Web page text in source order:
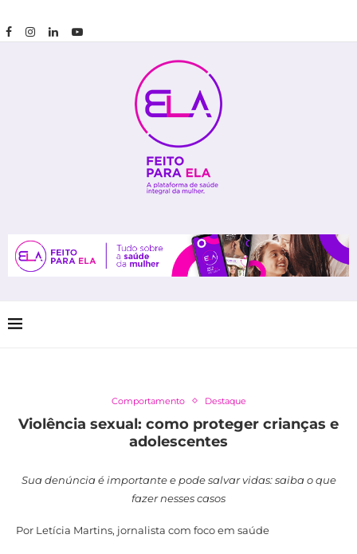
Comportamento Destaque
Violência sexual: como proteger crianças e
adolescentes
Sua denúncia é importante e pode salvar vidas: saiba o que
fazer nesses casos
Por Letícia Martins, jornalista com foco em saúde